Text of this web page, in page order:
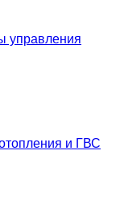
управления
и ГВС